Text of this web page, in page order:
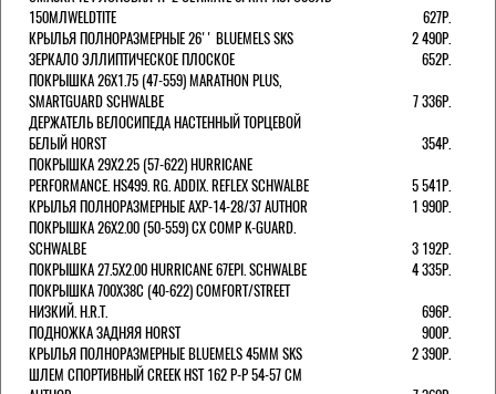
150МЛWELDTITE
627Р.
КРЫЛЬЯ ПОЛНОРАЗМЕРНЫЕ 26'' BLUEMELS SKS
2 490Р.
ЗЕРКАЛО ЭЛЛИПТИЧЕСКОЕ ПЛОСКОЕ
652Р.
ПОКРЫШКА 26X1.75 (47-559) MARATHON PLUS,
SMARTGUARD SCHWALBE
7 336Р.
ДЕРЖАТЕЛЬ ВЕЛОCИПЕДА НАСТЕННЫЙ ТОРЦЕВОЙ
БЕЛЫЙ HORST
354Р.
ПОКРЫШКА 29X2.25 (57-622) HURRICANE
PERFORMANCE. HS499. RG. ADDIX. REFLEX SCHWALBE
5 541Р.
КРЫЛЬЯ ПОЛНОРАЗМЕРНЫЕ AXP-14-28/37 AUTHOR
1 990Р.
ПОКРЫШКА 26X2.00 (50-559) CX COMP K-GUARD.
SCHWALBE
3 192Р.
ПОКРЫШКА 27.5X2.00 HURRICANE 67EPI. SCHWALBE
4 335Р.
ПОКРЫШКА 700X38С (40-622) COMFORT/STREET
НИЗКИЙ. H.R.T.
696Р.
ПОДНОЖКА ЗАДНЯЯ HORST
900Р.
КРЫЛЬЯ ПОЛНОРАЗМЕРНЫЕ BLUEMELS 45MM SKS
2 390Р.
ШЛЕМ СПОРТИВНЫЙ CREEK HST 162 Р-Р 54-57 СМ